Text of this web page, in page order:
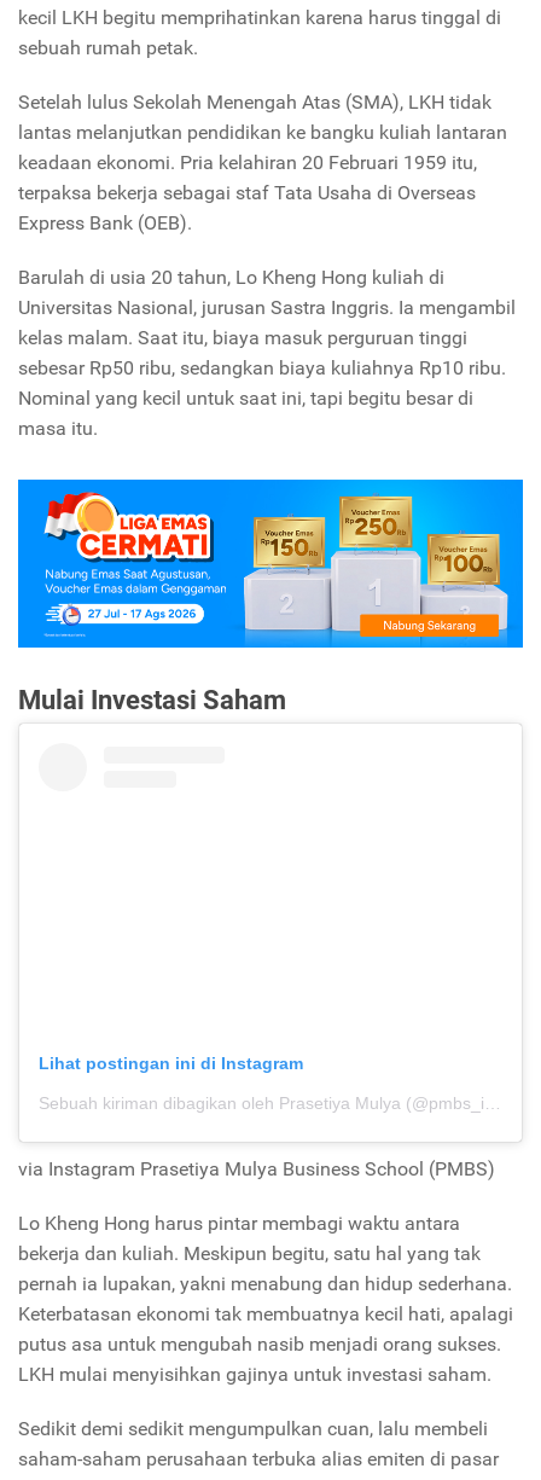
kecil LKH begitu memprihatinkan karena harus tinggal di
sebuah rumah petak.
Setelah lulus Sekolah Menengah Atas (SMA), LKH tidak
lantas melanjutkan pendidikan ke bangku kuliah lantaran
keadaan ekonomi. Pria kelahiran 20 Februari 1959 itu,
terpaksa bekerja sebagai staf Tata Usaha di Overseas
Express Bank (OEB).
Barulah di usia 20 tahun, Lo Kheng Hong kuliah di
Universitas Nasional, jurusan Sastra Inggris. Ia mengambil
kelas malam. Saat itu, biaya masuk perguruan tinggi
sebesar Rp50 ribu, sedangkan biaya kuliahnya Rp10 ribu.
Nominal yang kecil untuk saat ini, tapi begitu besar di
masa itu.
Mulai Investasi Saham
Lihat postingan ini di Instagram
via Instagram Prasetiya Mulya Business School (PMBS)
Lo Kheng Hong harus pintar membagi waktu antara
bekerja dan kuliah. Meskipun begitu, satu hal yang tak
pernah ia lupakan, yakni menabung dan hidup sederhana.
Keterbatasan ekonomi tak membuatnya kecil hati, apalagi
putus asa untuk mengubah nasib menjadi orang sukses.
LKH mulai menyisihkan gajinya untuk investasi saham.
Sedikit demi sedikit mengumpulkan cuan, lalu membeli
saham-saham perusahaan terbuka alias emiten di pasar